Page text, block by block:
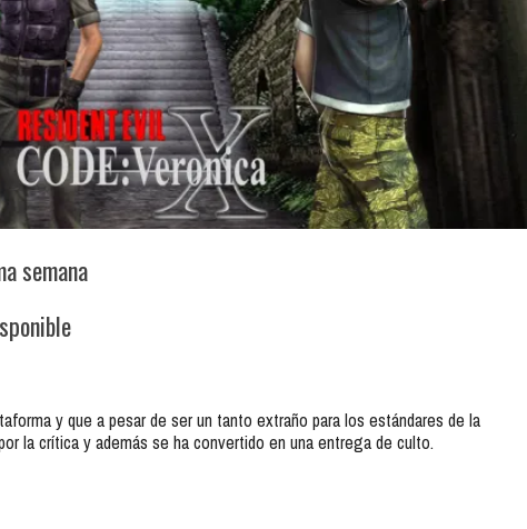
semana
y que a pesar de ser un tanto extraño para los estándares de la
la crítica y además se ha convertido en una entrega de culto.